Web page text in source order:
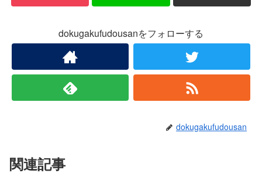
dokugakufudousanをフォローする
dokugakufudousan
関連記事